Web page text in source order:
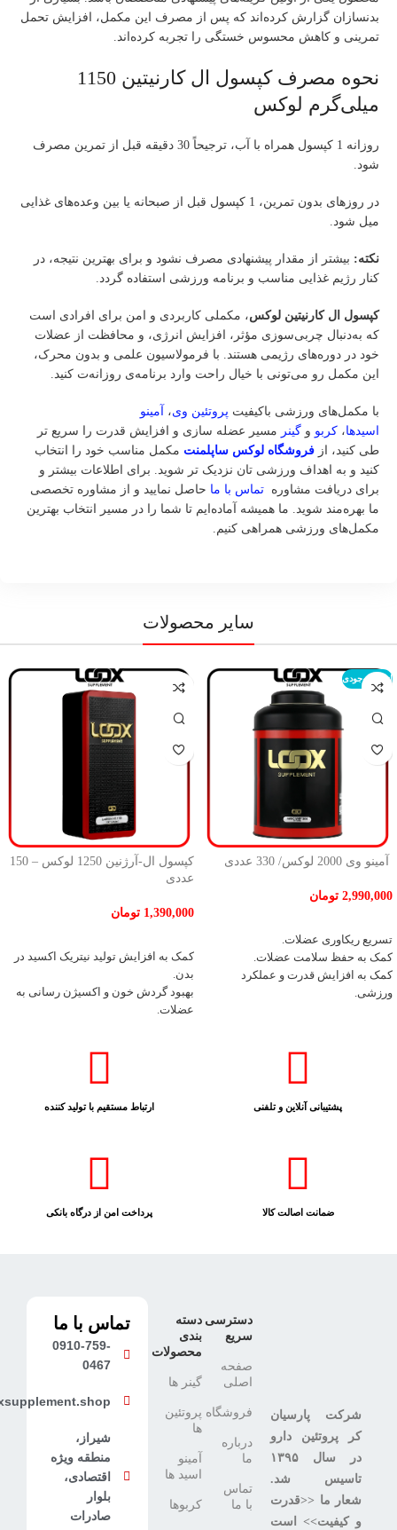
بدنسازان گزارش کرده‌اند که پس از مصرف این مکمل، افزایش تحمل
تمرینی و کاهش محسوس خستگی را تجربه کرده‌اند.
نحوه مصرف کپسول ال کارنیتین 1150
میلی‌گرم لوکس
روزانه 1 کپسول همراه با آب، ترجیحاً 30 دقیقه قبل از تمرین مصرف
شود.
در روزهای بدون تمرین، 1 کپسول قبل از صبحانه یا بین وعده‌های غذایی
میل شود.
نکته: بیشتر از مقدار پیشنهادی مصرف نشود و برای بهترین نتیجه، در
کنار رژیم غذایی مناسب و برنامه ورزشی استفاده گردد.
کپسول ال کارنیتین لوکس، مکملی کاربردی و امن برای افرادی است
که به‌دنبال چربی‌سوزی مؤثر، افزایش انرژی، و محافظت از عضلات
خود در دوره‌های رژیمی هستند. با فرمولاسیون علمی و بدون محرک،
این مکمل رو می‌تونی با خیال راحت وارد برنامه‌ی روزانه‌ت کنید.
با مکمل‌های ورزشی باکیفیت پروتئین وی، آمینو
اسیدها، کربو و گینر مسیر عضله‌ سازی و افزایش قدرت را سریع‌ تر
طی کنید، از فروشگاه لوکس ساپلمنت مکمل مناسب خود را انتخاب
کنید و به اهداف ورزشی‌ تان نزدیک‌ تر شوید. برای اطلاعات بیشتر و
برای دریافت مشاوره تماس با ما حاصل نمایید و از مشاوره تخصصی
ما بهره‌مند شوید. ما همیشه آماده‌ایم تا شما را در مسیر انتخاب بهترین
مکمل‌های ورزشی همراهی کنیم.
سایر محصولات
اتمام موجودی
آمینو وی 2000 لوکس/ 330 عددی
2,990,000 تومان
تسریع ریکاوری عضلات.
کمک به حفظ سلامت عضلات.
کمک به افزایش قدرت و عملکرد
ورزشی.
کپسول ال-آرژنین 1250 لوکس – 150
عددی
1,390,000 تومان
کمک به افزایش تولید نیتریک اکسید در
بدن.
بهبود گردش خون و اکسیژن‌ رسانی به
عضلات.
کاهش احساس خستگی در تمرینات
پشتیبانی آنلاین و تلفنی ارتباط مستقیم با تولید کننده
ضمانت اصالت کالا پرداخت امن از درگاه بانکی
شرکت پارسیان
کر پروتئین دارو
در سال ۱۳۹۵
تاسیس شد.
شعار ما <<قدرت
و کیفیت>> است
دسترسی
سریع
صفحه
اصلی
فروشگاه
درباره
ما
تماس
با ما
دسته
بندی
محصولات
گینر ها
پروتئین
ها
آمینو
اسید ها
کربوها
تماس با ما
0910-759-
0467
شیراز،
منطقه ویژه
اقتصادی،
بلوار
صادرات